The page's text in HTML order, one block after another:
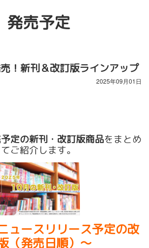
発売予定
！新刊＆改訂版ラインアップ
2025年09月01日
定の新刊・改訂版商品をまとめ
てご紹介します。
ュースリリース予定の改
（発売日順）〜